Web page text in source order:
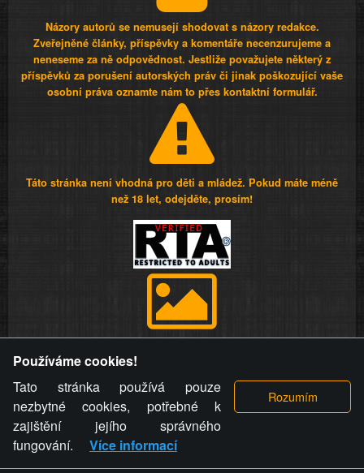
Názory autorů se nemusejí shodovat s názory redakce.
Zveřejněné články, příspěvky a komentáře necenzurujeme a
neneseme za ně odpovědnost. Jestliže považujete některý z
příspěvků za porušení autorských práv či jinak poškozující vaše
osobní práva oznamte nám to přes kontaktní formulář.
Táto stránka není vhodná pro děti a mládež. Pokud máte méně
než 18 let, odejděte, prosím!
videa a komentáře. Osoba, které se toto opatření provozovatele
stránky týče, ani osoba, která umístila fotografii nebo video na
stránku, nemůže z důvodu odstranění fotografie, videa nebo
komentáře pro výše uvedenou okolnost uplatnit vůči
provozovateli stránky žádný nárok na náhradu škody nebo
nemajetkové újmy.
Používáme cookies!
Tato stránka používá pouze
nezbytné cookies, potřebné k
zajištění jejího správného
fungování.
Více informací